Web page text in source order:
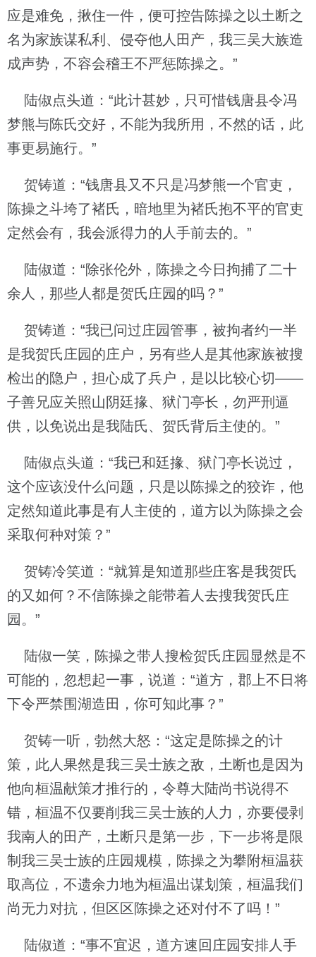
应是难免，揪住一件，便可控告陈操之以土断之
名为家族谋私利、侵夺他人田产，我三吴大族造
成声势，不容会稽王不严惩陈操之。”
陆俶点头道：“此计甚妙，只可惜钱唐县令冯
梦熊与陈氏交好，不能为我所用，不然的话，此
事更易施行。”
贺铸道：“钱唐县又不只是冯梦熊一个官吏，
陈操之斗垮了褚氏，暗地里为褚氏抱不平的官吏
定然会有，我会派得力的人手前去的。”
陆俶道：“除张伦外，陈操之今日拘捕了二十
余人，那些人都是贺氏庄园的吗？”
贺铸道：“我已问过庄园管事，被拘者约一半
是我贺氏庄园的庄户，另有些人是其他家族被搜
检出的隐户，担心成了兵户，是以比较心切——
子善兄应关照山阴廷掾、狱门亭长，勿严刑逼
供，以免说出是我陆氏、贺氏背后主使的。”
陆俶点头道：“我已和廷掾、狱门亭长说过，
这个应该没什么问题，只是以陈操之的狡诈，他
定然知道此事是有人主使的，道方以为陈操之会
采取何种对策？”
贺铸冷笑道：“就算是知道那些庄客是我贺氏
的又如何？不信陈操之能带着人去搜我贺氏庄
园。”
陆俶一笑，陈操之带人搜检贺氏庄园显然是不
可能的，忽想起一事，说道：“道方，郡上不日将
下令严禁围湖造田，你可知此事？”
贺铸一听，勃然大怒：“这定是陈操之的计
策，此人果然是我三吴士族之敌，土断也是因为
他向桓温献策才推行的，令尊大陆尚书说得不
错，桓温不仅要削我三吴士族的人力，亦要侵剥
我南人的田产，土断只是第一步，下一步将是限
制我三吴士族的庄园规模，陈操之为攀附桓温获
取高位，不遗余力地为桓温出谋划策，桓温我们
尚无力对抗，但区区陈操之还对付不了吗！”
陆俶道：“事不宜迟，道方速回庄园安排人手